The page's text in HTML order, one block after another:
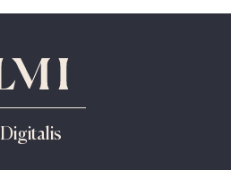
Digitalis